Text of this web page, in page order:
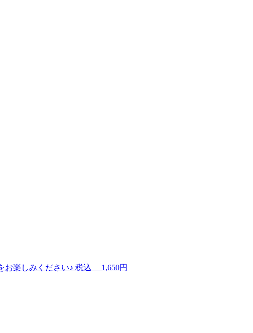
お楽しみください♪ 税込 1,650円